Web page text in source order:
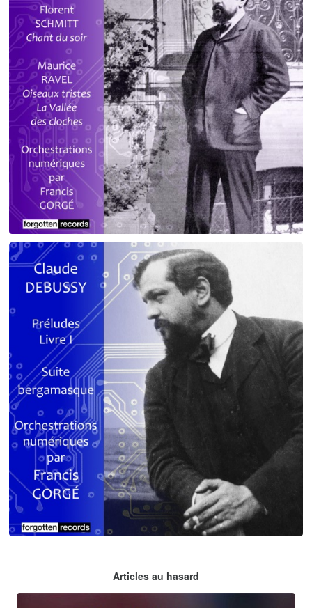
Debussy - Schmitt - Ravel
orchestrations numériques par Francis Gorgé
Articles au hasard